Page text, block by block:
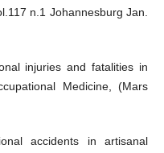
n.1 Johannesburg Jan.
injuries and fatalities in
Medicine, (Mars
accidents in artisanal